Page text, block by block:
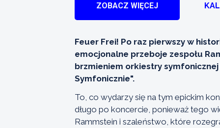
ZOBACZ WIĘCEJ
Feuer Frei! Po raz pierwszy w
emocjonalne przeboje zespołu
brzmieniem orkiestry
Symfonicznie".
To, co wydarzy się na tym epickim
długo po koncercie, ponieważ tego
Rammstein i szaleństwo, które